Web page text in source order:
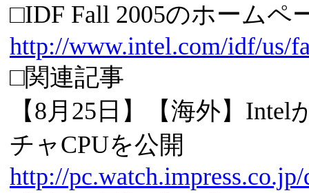
□IDF Fall 2005のホームペ
http://www.intel.com/idf/us/
□関連記事
【8月25日】【海外】
チャCPUを公開
http://